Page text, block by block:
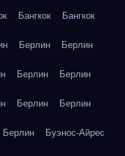
Бангкок Бангкок
Берлин Берлин
Берлин Берлин
Берлин Берлин
Берлин Буэнос-Айрес